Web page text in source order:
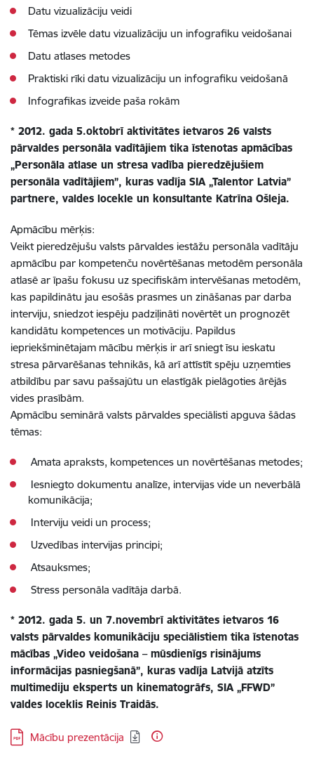
Datu vizualizāciju veidi
Tēmas izvēle datu vizualizāciju un infografiku veidošanai
Datu atlases metodes
Praktiski rīki datu vizualizāciju un infografiku veidošanā
Infografikas izveide paša rokām
* 2012. gada 5.oktobrī aktivitātes ietvaros 26 valsts
pārvaldes personāla vadītājiem tika īstenotas apmācības
„Personāla atlase un stresa vadība pieredzējušiem
personāla vadītājiem”, kuras vadīja SIA „Talentor Latvia”
partnere, valdes locekle un konsultante Katrīna Ošleja.
Apmācību mērķis:
Veikt pieredzējušu valsts pārvaldes iestāžu personāla vadītāju
apmācību par kompetenču novērtēšanas metodēm personāla
atlasē ar īpašu fokusu uz specifiskām intervēšanas metodēm,
kas papildinātu jau esošās prasmes un zināšanas par darba
interviju, sniedzot iespēju padziļināti novērtēt un prognozēt
kandidātu kompetences un motivāciju. Papildus
iepriekšminētajam mācību mērķis ir arī sniegt īsu ieskatu
stresa pārvarēšanas tehnikās, kā arī attīstīt spēju uzņemties
atbildību par savu pašsajūtu un elastīgāk pielāgoties ārējās
vides prasībām.
Apmācību seminārā valsts pārvaldes speciālisti apguva šādas
tēmas:
Amata apraksts, kompetences un novērtēšanas metodes;
Iesniegto dokumentu analīze, intervijas vide un neverbālā
komunikācija;
Interviju veidi un process;
Uzvedības intervijas principi;
Atsauksmes;
Stress personāla vadītāja darbā.
* 2012. gada 5. un 7.novembrī aktivitātes ietvaros 16
valsts pārvaldes komunikāciju speciālistiem tika īstenotas
mācības „Video veidošana – mūsdienīgs risinājums
informācijas pasniegšanā”, kuras vadīja Latvijā atzīts
multimediju eksperts un kinematogrāfs, SIA „FFWD”
valdes loceklis Reinis Traidās.
Lejupielādēt:
Mācību prezentācija